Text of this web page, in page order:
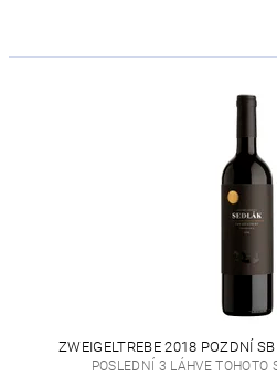
ZWEIGELTREBE 2018 POZDNÍ
POSLEDNÍ 3 LÁHVE TOHOTO